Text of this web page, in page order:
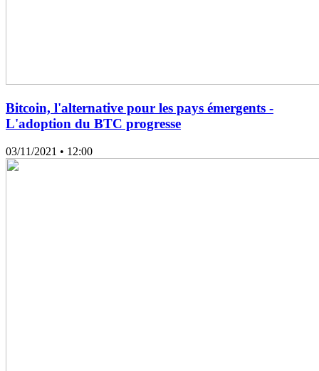
Bitcoin, l'alternative pour les pays émergents -
L'adoption du BTC progresse
03/11/2021 • 12:00